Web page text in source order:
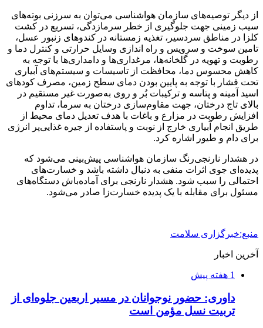
از دیگر توصیه‌های سازمان هواشناسی می‌توان به سرزنی بوته‌های
سیب زمینی جهت جلوگیری از خطر سرمازدگی، تسریع در کشت
کلزا در مناطق سردسیر، تغذیه زمستانه در کندوهای زنبور عسل،
تامین سوخت و سرویس و راه اندازی وسایل حرارتی و کنترل دما و
رطوبت و تهویه در گلخانه‌ها، مرغداری‌ها و دامداری‌ها با توجه به
کاهش محسوس دما، محافظت از تاسیسات و سیستم‌های آبیاری
تحت فشار با توجه به پایین بودن دمای سطح زمین، مصرف کودهای
اسید آمینه و پتاسه و ترکیبات بُر و روی به‌صورت غیر مستقیم در
بالای تاج درختان، جهت مقاوم‌سازی درختان به سرما، تداوم
افزایش رطوبت در مزارع و باغات با هدف تعدیل دمای محیط از
طریق انجام آبیاری خارج از نوبت و پاستفاده از جیره غذایی‌پر انرژی
برای دام و طیور اشاره کرد.
در هشدار نارنجی‌رنگ سازمان هواشناسی پیش‌بینی می‌شود که
پدیده‌ای جوی اثرات منفی به دنبال داشته باشد و خسارت‌های
احتمالی را سبب شود. هشدار نارنجی برای آماده‌باش دستگاه‌های
مسئول برای مقابله با یک پدیده خسارت‌زا صادر می‌شود.
منبع:خبرگزاری سلامت
آخرین اخبار
1 هفته پیش
داوری: حضور نوجوانان در مسیر اربعین جلوه‌ای از
تربیت نسل مؤمن است